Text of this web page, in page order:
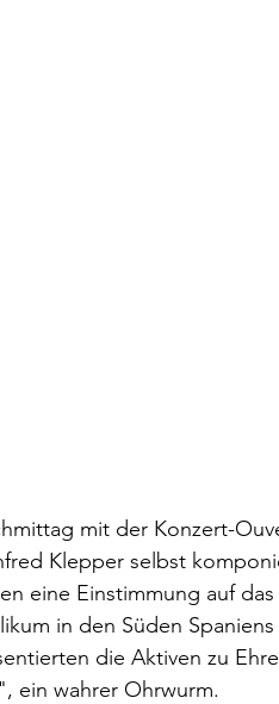
mit der Konzert-
Klepper selbst
eine Einstimmung auf
in den Süden
die Aktiven zu
ein wahrer Ohrwurm.